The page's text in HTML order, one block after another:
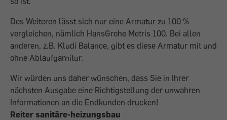
Des Weiteren lässt sich nur eine Armatur zu 100 %
vergleichen, nämlich HansGrohe Metris 100. Bei allen
anderen, z.B. Kludi Balance, gibt es diese Armatur mit und
ohne Ablaufgarnitur.
Wir würden uns daher wünschen, dass Sie in Ihrer
nächsten Ausgabe eine Richtigstellung der unwahren
Informationen an die Endkunden drucken!
Reiter sanitäre-heizungsbau